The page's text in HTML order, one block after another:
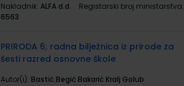
Nakladnik: ALFA d.d.
Registarski broj ministarstva:
6563
PRIRODA 6; radna bilježnica iz prirode za
šesti razred osnovne škole
Autor(i): Bastić Begić Bakarić Kralj Golub